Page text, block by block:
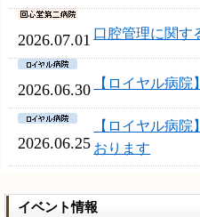
2026.07.01 口腔管理に関す
2026.06.30 【ロイヤル病
2026.06.25
【ロイヤル病
おります
イベント情報